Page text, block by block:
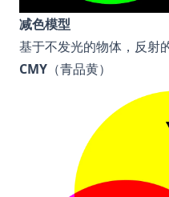
减色模型
基于不发光的物体，反射
CMY （青品黄）